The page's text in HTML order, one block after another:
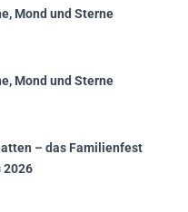
Mond und Sterne
Mond und Sterne
– das Familienfest
2026